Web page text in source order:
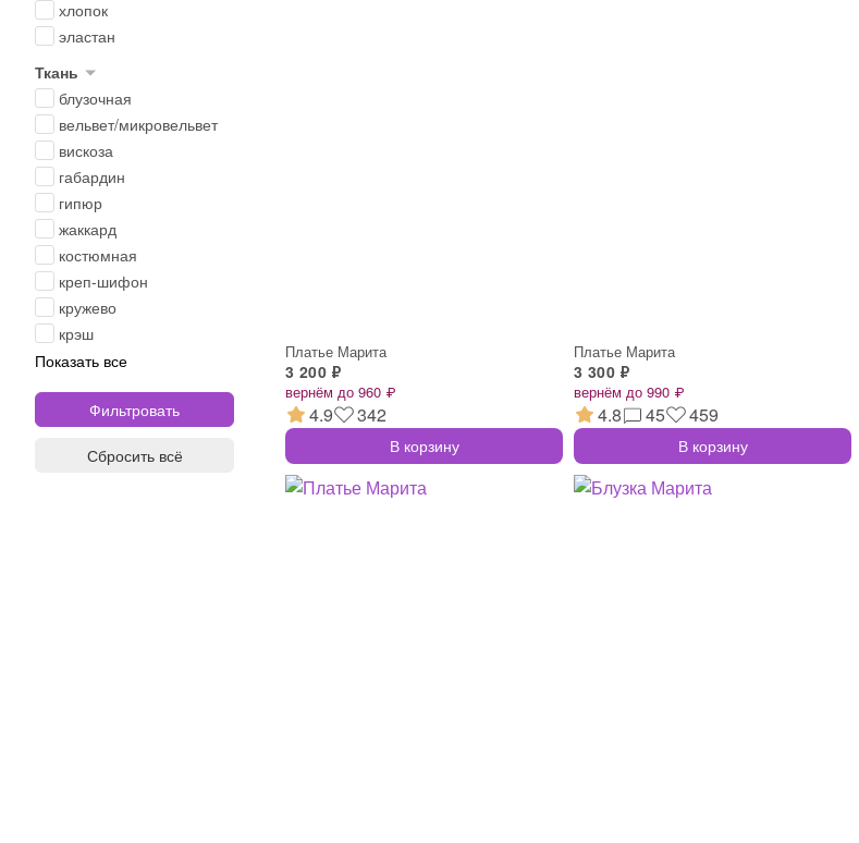
хлопок
эластан
Ткань
блузочная
вельвет/микровельвет
вискоза
габардин
гипюр
жаккард
костюмная
креп-шифон
кружево
крэш
Показать все
Сбросить всё
Платье Марита
3 200 ₽
вернём до 960 ₽
4.9 342
В корзину
Платье Марита
3 300 ₽
вернём до 990 ₽
4.8 45 459
В корзину